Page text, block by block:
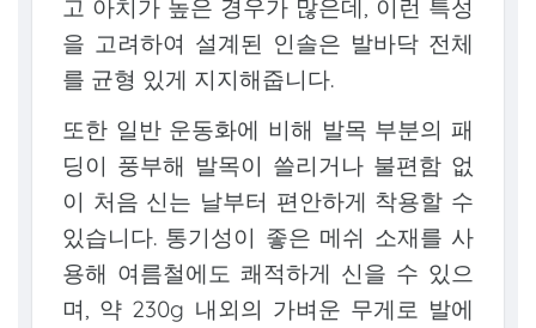
고 아치가 높은 경우가 많은데, 이런 특성
을 고려하여 설계된 인솔은 발바닥 전체
를 균형 있게 지지해줍니다.
또한 일반 운동화에 비해 발목 부분의 패
딩이 풍부해 발목이 쓸리거나 불편함 없
이 처음 신는 날부터 편안하게 착용할 수
있습니다. 통기성이 좋은 메쉬 소재를 사
용해 여름철에도 쾌적하게 신을 수 있으
며, 약 230g 내외의 가벼운 무게로 발에